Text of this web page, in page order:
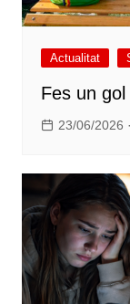
Actualitat
Fes un
23/06/2026